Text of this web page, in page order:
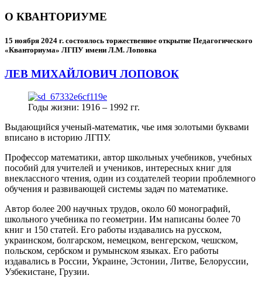
О КВАНТОРИУМЕ
15 ноября 2024 г. состоялось торжественное открытие Педагогического
«Кванториума» ЛГПУ имени Л.М. Лоповка
ЛЕВ МИХАЙЛОВИЧ ЛОПОВОК
Годы жизни: 1916 – 1992 гг.
Выдающийся ученый-математик, чье имя золотыми буквами
вписано в историю ЛГПУ.
Профессор математики, автор школьных учебников, учебных
пособий для учителей и учеников, интересных книг для
внеклассного чтения, один из создателей теории проблемного
обучения и развивающей системы задач по математике.
Автор более 200 научных трудов, около 60 монографий,
школьного учебника по геометрии. Им написаны более 70
книг и 150 статей. Его работы издавались на русском,
украинском, болгарском, немецком, венгерском, чешском,
польском, сербском и румынском языках. Его работы
издавались в России, Украине, Эстонии, Литве, Белоруссии,
Узбекистане, Грузии.